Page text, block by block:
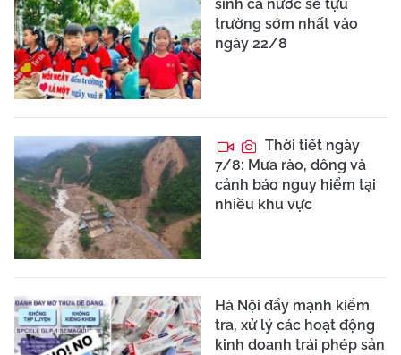
sinh cả nước sẽ tựu
trường sớm nhất vào
ngày 22/8
Thời tiết ngày
7/8: Mưa rào, dông và
cảnh báo nguy hiểm tại
nhiều khu vực
Hà Nội đẩy mạnh kiểm
tra, xử lý các hoạt động
kinh doanh trái phép sản